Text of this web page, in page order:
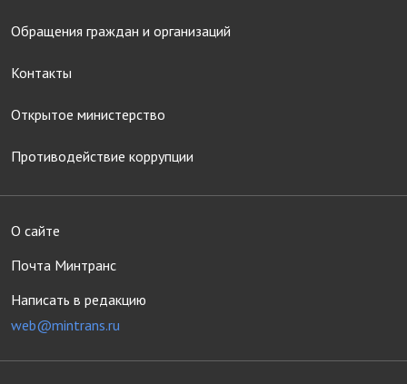
Обращения граждан и организаций
Контакты
Открытое министерство
Противодействие коррупции
О сайте
Почта Минтранс
Написать в редакцию
web@mintrans.ru